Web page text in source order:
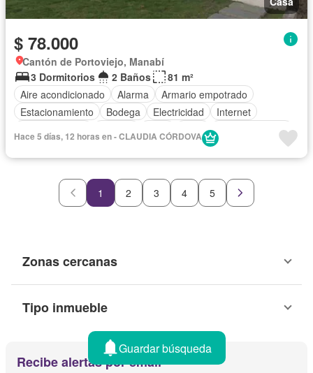
$ 78.000
Cantón de Portoviejo, Manabí
3 Dormitorios
2 Baños
81 m²
Aire acondicionado
Alarma
Armario empotrado
Estacionamiento
Bodega Electricidad
Internet
Agua
Área para niños
Acceso para personas con discapacidad
Jardín
Parrilla
Garita de guardianía Seguridad
Wifi
Sin amoblar
Hace 5 días, 12 horas en - CLAUDIA CÓRDOVA
1 2 3 4 5
Zonas cercanas
Tipo inmueble
Recibe alertas por email
Guardar búsqueda